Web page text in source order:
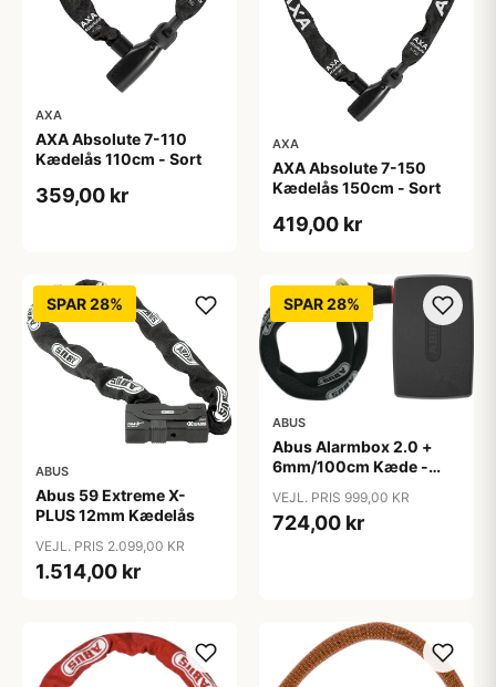
AXA
AXA Absolute 7-110
Kædelås 110cm - Sort
359,00 kr
AXA
AXA Absolute 7-150
Kædelås 150cm - Sort
419,00 kr
SPAR 28%
ABUS
Abus 59 Extreme X-
PLUS 12mm Kædelås
VEJL. PRIS 2.099,00 KR
1.514,00 kr
SPAR 28%
ABUS
Abus Alarmbox 2.0 +
6mm/100cm Kæde -
VEJL. PRIS 999,00 KR
724,00 kr